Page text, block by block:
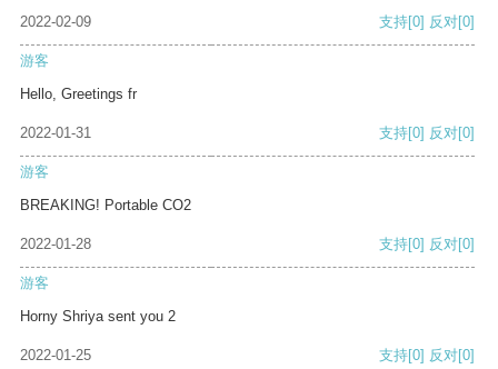
2022-02-09 支持[0] 反对[0]
游客
Hello, Greetings fr
2022-01-31 支持[0] 反对[0]
游客
BREAKING! Portable CO2
2022-01-28 支持[0] 反对[0]
游客
Horny Shriya sent you 2
2022-01-25 支持[0] 反对[0]